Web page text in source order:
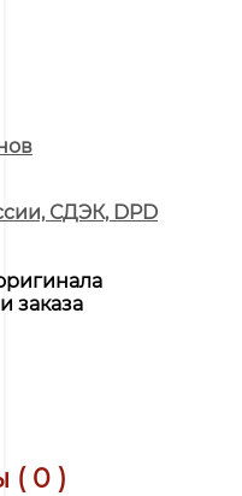
СДЭК, DPD
заказа
( 0 )